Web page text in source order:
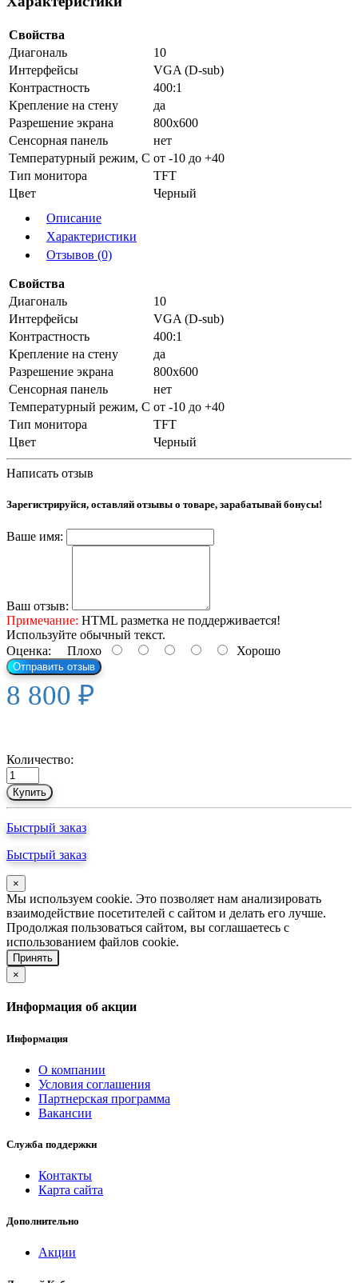
Свойства
Диагональ
10
Интерфейсы
VGA (D-sub)
Контрастность
400:1
Крепление на стену
да
Разрешение экрана
800х600
Сенсорная панель
нет
Температурный режим, С от -10 до +40
Тип монитора
TFT
Цвет
Черный
Описание
Характеристики
Отзывов (0)
Свойства
Диагональ
10
Интерфейсы
VGA (D-sub)
Контрастность
400:1
Крепление на стену
да
Разрешение экрана
800х600
Сенсорная панель
нет
Температурный режим, С от -10 до +40
Тип монитора
TFT
Цвет
Черный
Написать отзыв
Зарегистрируйся, оставляй отзывы о товаре, зарабатывай бонусы!
Ваше имя:
Ваш отзыв:
Примечание: HTML разметка не поддерживается!
Используйте обычный текст.
Оценка: Плохо Хорошо
Отправить отзыв
8 800 ₽
Количество:
Купить
Быстрый заказ
Быстрый заказ
×
Мы используем cookie. Это позволяет нам анализировать
взаимодействие посетителей с сайтом и делать его лучше.
Продолжая пользоваться сайтом, вы соглашаетесь с
использованием файлов cookie.
Принять
×
Информация об акции
Информация
О компании
Условия соглашения
Партнерская программа
Вакансии
Служба поддержки
Контакты
Карта сайта
Дополнительно
Акции